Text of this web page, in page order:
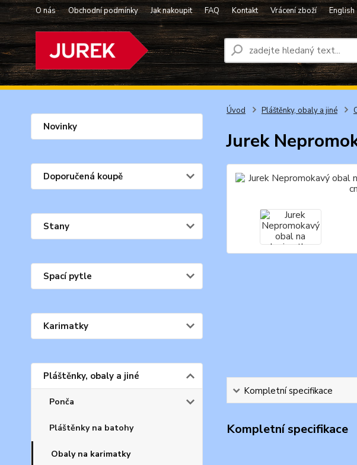
O nás Obchodní podmínky Jak nakoupit FAQ Kontakt Vrácení zboží English
Novinky
Doporučená koupě
Stany
Spací pytle
Karimatky
Pláštěnky, obaly a jiné
Ponča
Pláštěnky na batohy
Obaly na karimatky
Úvod Pláštěnky, obaly a jiné
Jurek
Kompletní specifikace
Kompletní specifikace